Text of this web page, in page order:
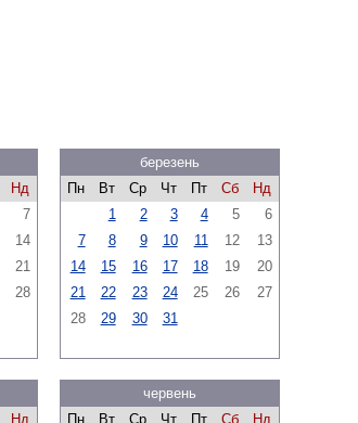
Нд
7
14
21
28
березень
Пн
Вт Ср Чт Пт Сб
Нд
1
2 3 4 5
6
7
8 9 10 11 12
13
14
15 16 17 18 19
20
21
22 23 24 25 26
27
28
29 30 31
Нд
червень
Пн
Вт Ср Чт Пт Сб
Нд